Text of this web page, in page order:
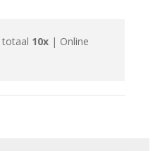
totaal 10x | Online